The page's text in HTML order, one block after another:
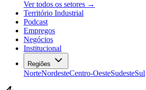
Ver todos os setores →
Território Industrial
Podcast
Empregos
Negócios
Institucional
Regiões
NorteNordesteCentro-OesteSudesteSul